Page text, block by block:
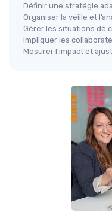
Définir une stratégie
Organiser la veille et
Gérer les situations de
Impliquer les
Mesurer l’impact et